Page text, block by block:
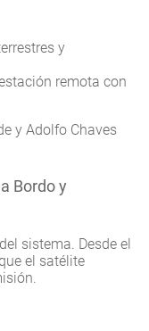
y
remota con
y Adolfo Chaves
Bordo y
sistema. Desde el
el satélite